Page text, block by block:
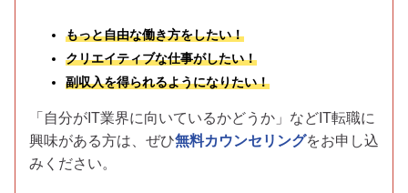
もっと自由な働き方をしたい！
クリエイティブな仕事がしたい！
副収入を得られるようになりたい！
「自分がIT業界に向いているかどうか」などIT転職に
興味がある方は、 ぜひ無料カウンセリングをお申し込
みください。